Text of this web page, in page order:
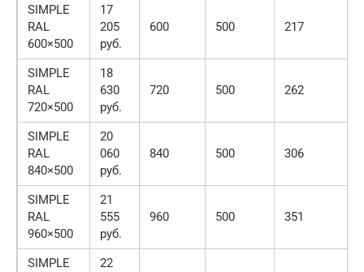
SIMPLE
RAL
600×500
17
205
руб.
600 500 217
SIMPLE
RAL
720×500
18
630
руб.
720 500 262
SIMPLE
RAL
840×500
20
060
руб.
840 500 306
SIMPLE
RAL
960×500
21
555
руб.
960 500 351
SIMPLE
22